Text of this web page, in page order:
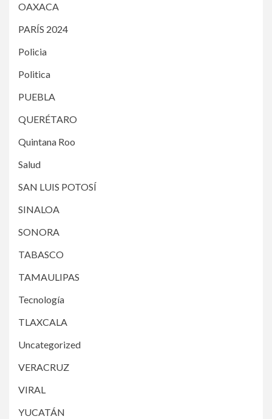
OAXACA
PARÍS 2024
Policia
Politica
PUEBLA
QUERÉTARO
Quintana Roo
Salud
SAN LUIS POTOSÍ
SINALOA
SONORA
TABASCO
TAMAULIPAS
Tecnología
TLAXCALA
Uncategorized
VERACRUZ
VIRAL
YUCATÁN